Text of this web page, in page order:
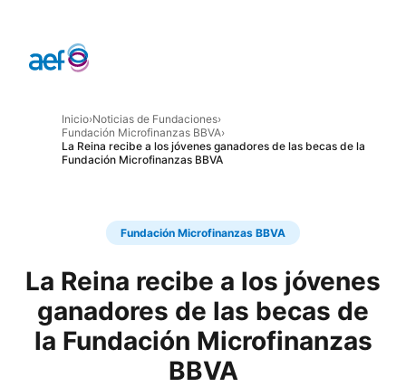
Inicio›Noticias de Fundaciones›
Fundación Microfinanzas BBVA›
La Reina recibe a los jóvenes ganadores de las becas de la
Fundación Microfinanzas BBVA
Fundación Microfinanzas BBVA
La Reina recibe a los jóvenes
ganadores de las becas de
la Fundación Microfinanzas
BBVA